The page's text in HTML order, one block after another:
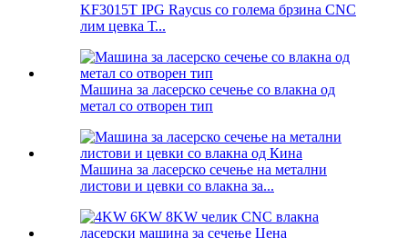
KF3015T IPG Raycus со голема брзина CNC
лим цевка Т...
Машина за ласерско сечење со влакна од
метал со отворен тип
Машина за ласерско сечење на метални
листови и цевки со влакна за...